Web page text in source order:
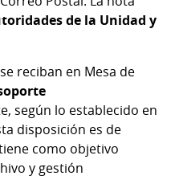
de la Unidad y
reciban en Mesa de
según lo establecido en
disposición es de
como objetivo
y gestión